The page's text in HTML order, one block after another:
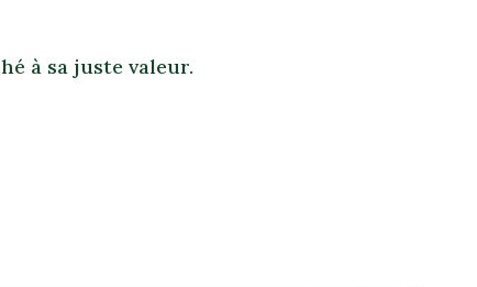
à sa juste valeur.